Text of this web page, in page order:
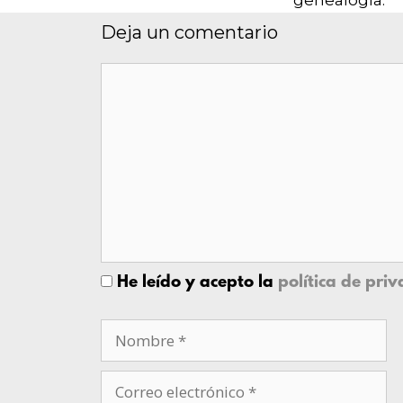
Deja un comentario
He leído y acepto la política de